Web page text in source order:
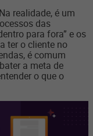
realidade, é um
das
para fora” e os
ter o cliente no
é comum
a meta de
o que o